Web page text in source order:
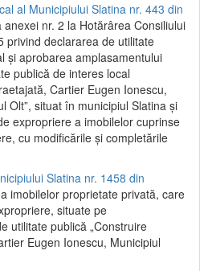
al Municipiului Slatina nr. 443 din
anexei nr. 2 la Hotărârea Consiliului
privind declararea de utilitate
şi aprobarea amplasamentului
publică de interes local
Cartier Eugen Ionescu,
Olt”, situat în municipiul Slatina şi
expropriere a imobilelor cuprinse
cu modificările şi completările
Slatina nr. 1458 din
imobilelor proprietate privată, care
situate pe
utilitate publică „Construire
Eugen Ionescu, Municipiul